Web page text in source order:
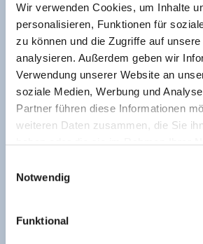
Wir verwenden Cookies, um Inhalte
personalisieren, Funktionen für
zu können und die Zugriffe auf
analysieren. Außerdem geben wir
Verwendung unserer Website an
soziale Medien, Werbung und
Partner führen diese Informationen
weiteren Daten zusammen, die Sie
haben oder die sie im Rahmen Ihrer
Rohr 23// A-6280 Zell am Ziller
Notwendig
Funktional
Gedeelde kamer
Opdrachten:1 - 30 mensen |
De meerpersoonskamers zijn
Beschikbaarheidskalender